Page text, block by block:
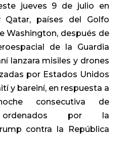
jueves 9 de julio en
Qatar, países del Golfo
Washington, después de
de la Guardia
lanzara misiles y drones
por Estados Unidos
y bareiní, en respuesta a
consecutiva de
ordenados por la
contra la República